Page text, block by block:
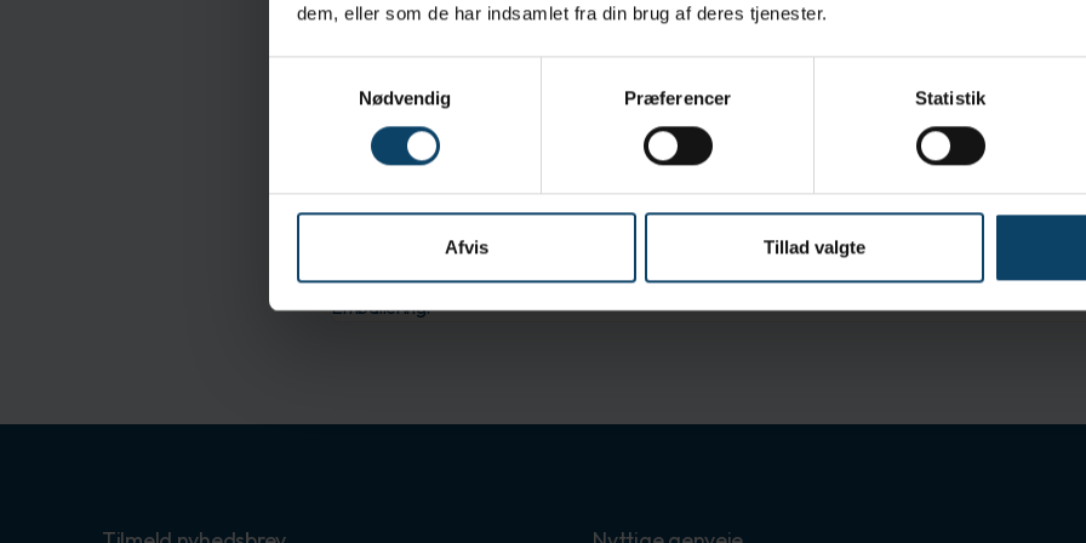
dem, eller som de har indsamlet fra din brug af deres tjenester.
Nødvendig
Præferencer Statistik
Afvis Tillad valgte
Swab håndtag materiale:
Sterilitet:
ESD:
Swab hoved material:
Levering og Forsendelse
Emballering: